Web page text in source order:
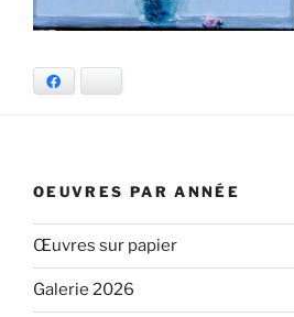
OEUVRES PAR ANNÉE
Œuvres sur papier
Galerie 2026